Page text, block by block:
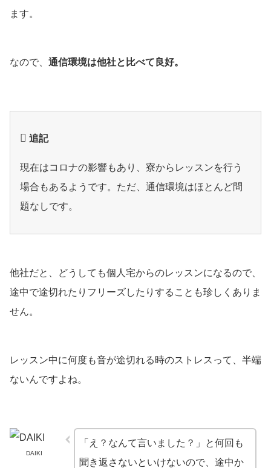
ます。
なので、 通信環境は他社と比べて良好。
追記
現在はコロナの影響もあり、寮からレッスンを行う
場合もあるようです。ただ、通信環境はほとんど問
題なしです。
他社だと、どうしても個人宅からのレッスンになるので、
途中で途切れたりフリーズしたりすることも珍しくありま
せん。
レッスン中に何度も音が途切れる時のストレスって、半端
ないんですよね。
DAIKI
「え？なんて言いました？」と何回も
聞き返さないといけないので、途中か